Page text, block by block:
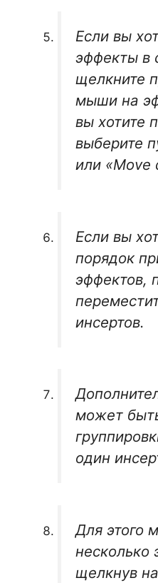
Если вы
эффекты в
щелкните
мыши на
вы хотите
выберите
или «Move
Если вы
порядок
эффектов,
инсертов.
может
один
Для этого
несколько
щелкнув